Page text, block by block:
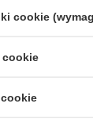
cookie
cookie